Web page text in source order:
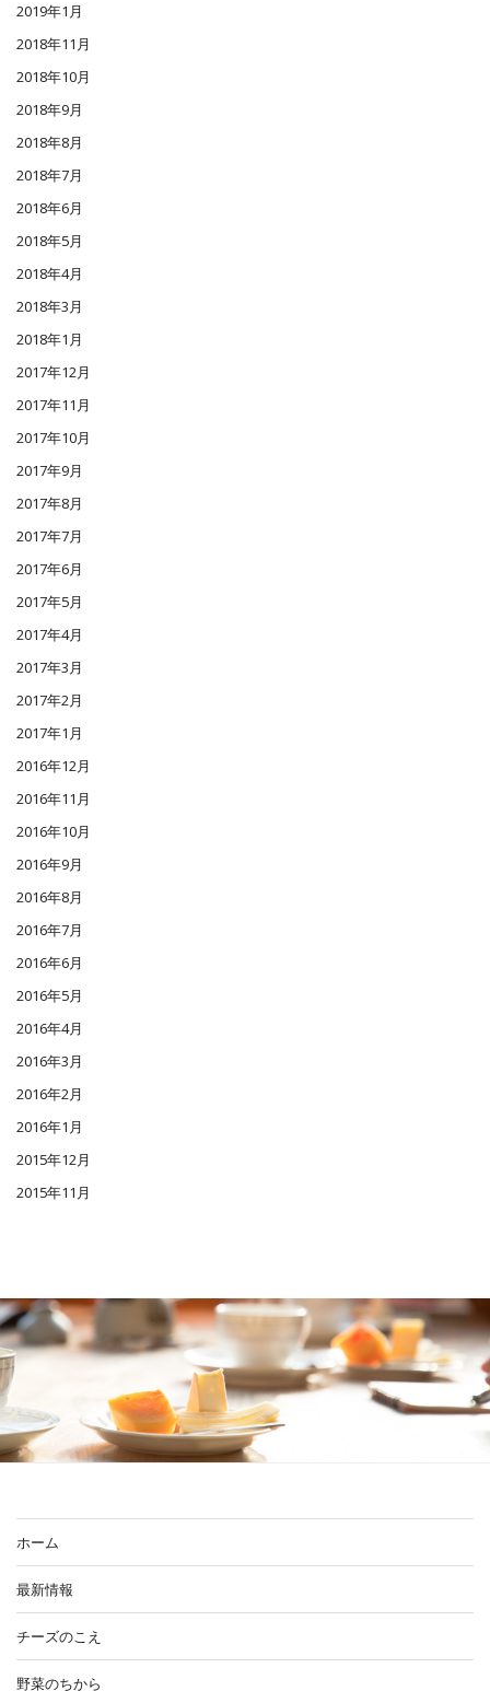
2019年1月
2018年11月
2018年10月
2018年9月
2018年8月
2018年7月
2018年6月
2018年5月
2018年4月
2018年3月
2018年1月
2017年12月
2017年11月
2017年10月
2017年9月
2017年8月
2017年7月
2017年6月
2017年5月
2017年4月
2017年3月
2017年2月
2017年1月
2016年12月
2016年11月
2016年10月
2016年9月
2016年8月
2016年7月
2016年6月
2016年5月
2016年4月
2016年3月
2016年2月
2016年1月
2015年12月
2015年11月
ホーム
最新情報
チーズのこえ
野菜のちから